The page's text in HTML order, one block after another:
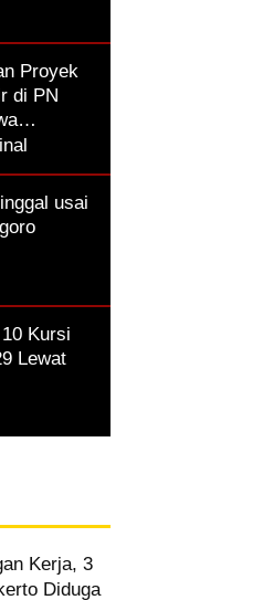
Proyek
di PN
usai
Kursi
Lewat
Kerja, 3
Diduga